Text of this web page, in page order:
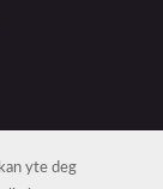
yte deg